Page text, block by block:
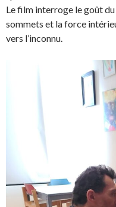
Le film interroge le goût du
sommets et la force
vers l’inconnu.